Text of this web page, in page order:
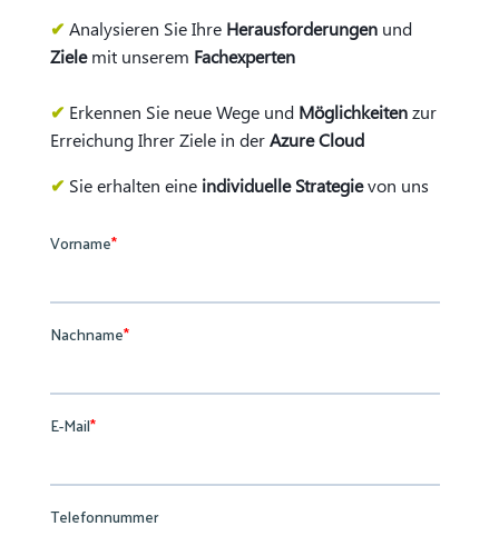
✔ Analysieren Sie Ihre Herausforderungenund
Zielemit unserem Fachexperten
✔ Erkennen Sie neue Wege undMöglichkeitenzur
Erreichung Ihrer Ziele in derAzure Cloud
✔ Sie erhalten eine individuelle Strategievon uns